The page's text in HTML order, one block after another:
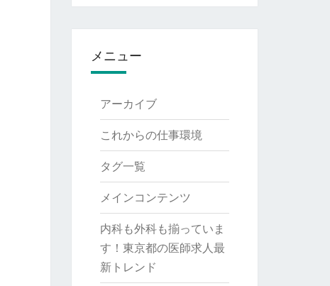
メニュー
アーカイブ
これからの仕事環境
タグ一覧
メインコンテンツ
内科も外科も揃っていま
す！東京都の医師求人最
新トレンド